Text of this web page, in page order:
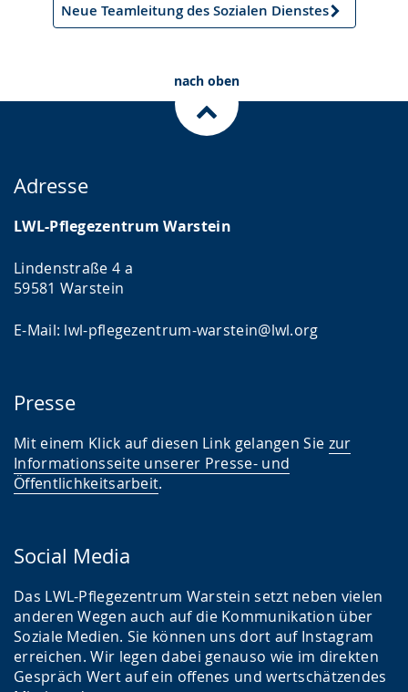
Neue Teamleitung des Sozialen Dienstes
Nächster
nach oben
Adresse
LWL-Pflegezentrum Warstein
Lindenstraße 4 a
59581 Warstein
E-Mail: lwl-pflegezentrum-warstein@lwl.org
Presse
Mit einem Klick auf diesen Link gelangen Sie zur
Informationsseite unserer Presse- und
Öffentlichkeitsarbeit.
Social Media
Das LWL-Pflegezentrum Warstein setzt neben vielen
anderen Wegen auch auf die Kommunikation über
Soziale Medien. Sie können uns dort auf Instagram
erreichen. Wir legen dabei genauso wie im direkten
Gespräch Wert auf ein offenes und wertschätzendes